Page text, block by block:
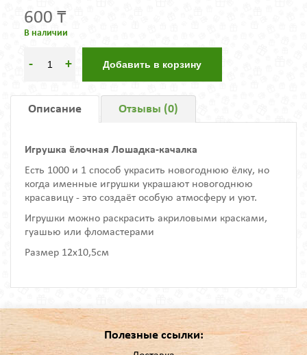
600 ₸
В наличии
- + Добавить в корзину
Описание Отзывы (0)
Игрушка ёлочная Лошадка-качалка
Есть 1000 и 1 способ украсить новогоднюю ёлку, но
когда именные игрушки украшают новогоднюю
красавицу - это создаёт особую атмосферу и уют.
Игрушки можно раскрасить акриловыми красками,
гуашью или фломастерами
Размер 12х10,5см
Полезные ссылки: